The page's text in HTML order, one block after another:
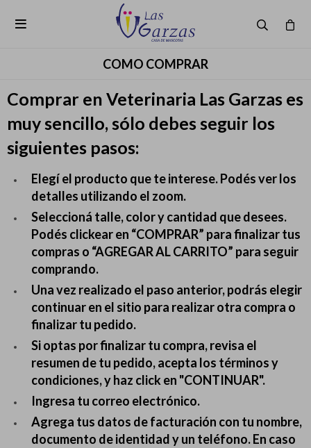

COMO COMPRAR
Comprar en Veterinaria Las Garzas es
muy sencillo, sólo debes seguir los
siguientes pasos:
Elegí el producto que te interese. Podés ver los
detalles utilizando el zoom.
Seleccioná talle, color y cantidad que desees.
Podés clickear en “COMPRAR” para finalizar tus
compras o “AGREGAR AL CARRITO” para seguir
comprando.
Una vez realizado el paso anterior, podrás elegir
continuar en el sitio para realizar otra compra o
finalizar tu pedido.
Si optas por finalizar tu compra, revisa el
resumen de tu pedido, acepta los términos y
condiciones, y haz click en "CONTINUAR".
Ingresa tu correo electrónico.
Agrega tus datos de facturación con tu nombre,
documento de identidad y un teléfono. En caso